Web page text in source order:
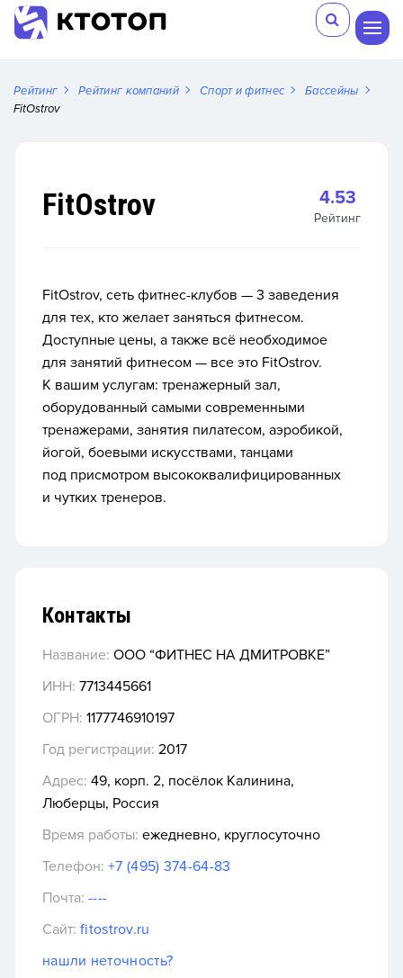
Рейтинг Рейтинг компаний Спорт и фитнес
Бассейны
FitOstrov
FitOstrov 4.53
Рейтинг
FitOstrov, сеть фитнес-клубов — 3 заведения
для тех, кто желает заняться фитнесом.
Доступные цены, а также всё необходимое
для занятий фитнесом — все это FitOstrov.
К вашим услугам: тренажерный зал,
оборудованный самыми современными
тренажерами, занятия пилатесом, аэробикой,
йогой, боевыми искусствами, танцами
под присмотром высококвалифицированных
и чутких тренеров.
Контакты
Название: ООО “ФИТНЕС НА ДМИТРОВКЕ”
ИНН: 7713445661
ОГРН: 1177746910197
Год регистрации: 2017
Адрес: 49, корп. 2, посёлок Калинина,
Люберцы, Россия
Время работы: ежедневно, круглосуточно
Телефон: +7 (495) 374-64-83
Почта: ----
Сайт: fitostrov.ru
нашли неточность?